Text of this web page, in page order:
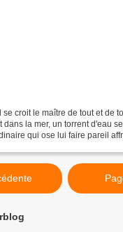
se croit le maître de tout et de
dans la mer, un torrent d'eau
qui ose lui faire pareil